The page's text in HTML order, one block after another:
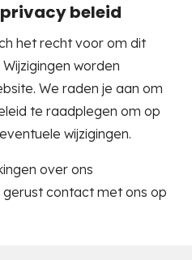
beleid
het recht voor om dit
worden
We raden je aan om
te raadplegen om op
wijzigingen.
over ons
contact met ons op